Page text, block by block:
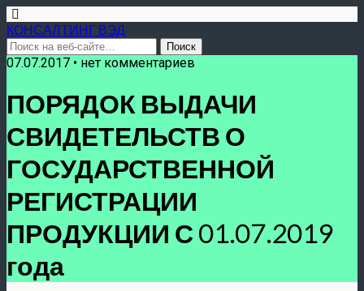
КОНСАЛТИНГ ВЭД
07.07.2017 • нет комментариев
ПОРЯДОК ВЫДАЧИ
СВИДЕТЕЛЬСТВ О
ГОСУДАРСТВЕННОЙ
РЕГИСТРАЦИИ
ПРОДУКЦИИ С 01.07.2019
года